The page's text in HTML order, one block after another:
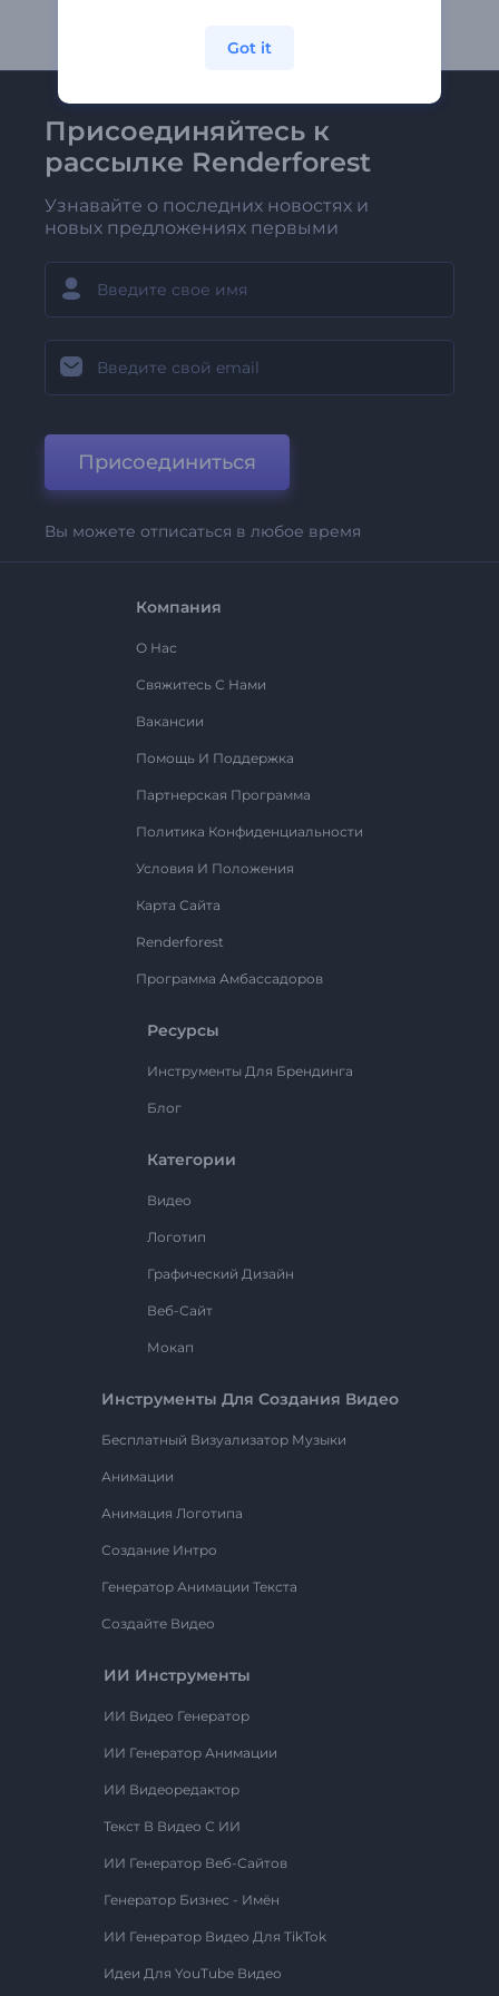
Присоединяйтесь к
рассылке Renderforest
Узнавайте о последних новостях и
новых предложениях первыми
Присоединиться
Вы можете отписаться в любое время
Компания
О Нас
Свяжитесь С Нами
Вакансии
Помощь И Поддержка
Партнерская Программа
Политика Конфиденциальности
Условия И Положения
Карта Сайта
Renderforest
Программа Амбассадоров
Ресурсы
Инструменты Для Брендинга
Блог
Категории
Видео
Логотип
Графический Дизайн
Веб-Сайт
Мокап
Инструменты Для Создания Видео
Бесплатный Визуализатор Музыки
Анимации
Анимация Логотипа
Создание Интро
Генератор Анимации Текста
Создайте Видео
ИИ Инструменты
ИИ Видео Генератор
ИИ Генератор Анимации
ИИ Видеоредактор
Текст В Видео С ИИ
ИИ Генератор Веб-Сайтов
Генератор Бизнес - Имён
ИИ Генератор Видео Для TikTok
Идеи Для YouTube Видео
Got it